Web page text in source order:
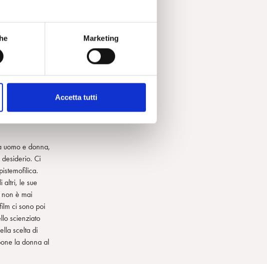
Marketing
Accetta tutti
ed
anni, al
nascono
ne
di un
la
riguarda
il
uomo e donna,
Ci
altri, le sue
è mai
ci sono poi
scienziato
scelta di
la donna al